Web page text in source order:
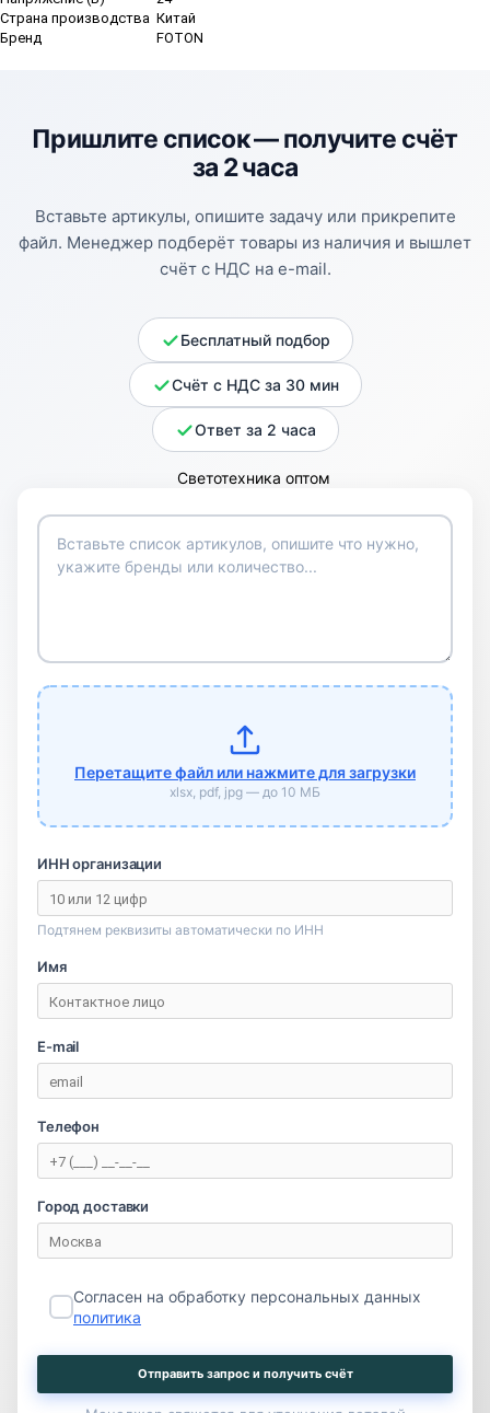
Страна производства Китай
Бренд
FOTON
Пришлите список —получите счёт
за 2 часа
Вставьте артикулы, опишите задачу или прикрепите
файл. Менеджер подберёт товары из наличия и вышлет
счёт с НДС на e-mail.
Бесплатный подбор
Счёт с НДС за 30 мин
Ответ за 2 часа
Перетащите файл или нажмите для загрузки
xlsx, pdf, jpg — до 10 МБ
ИНН организации
Подтянем реквизиты автоматически по ИНН
Имя
E-mail
Телефон
Город доставки
Согласен на обработку персональных данных
политика
Отправить запрос и получить счёт